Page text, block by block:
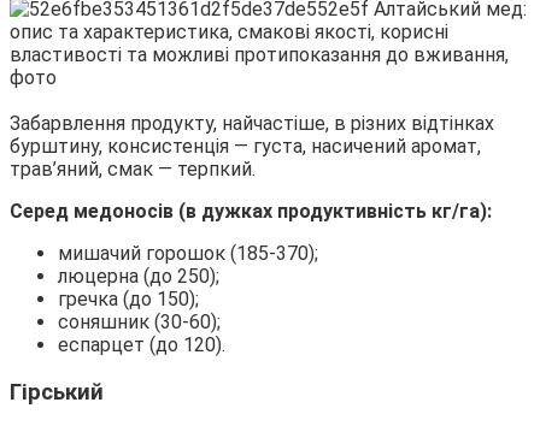
Забарвлення продукту, найчастіше, в різних відтінках
бурштину, консистенція — густа, насичений аромат,
трав’яний, смак — терпкий.
Серед медоносів (в дужках продуктивність кг/га):
мишачий горошок (185-370);
люцерна (до 250);
гречка (до 150);
соняшник (30-60);
еспарцет (до 120).
Гірський